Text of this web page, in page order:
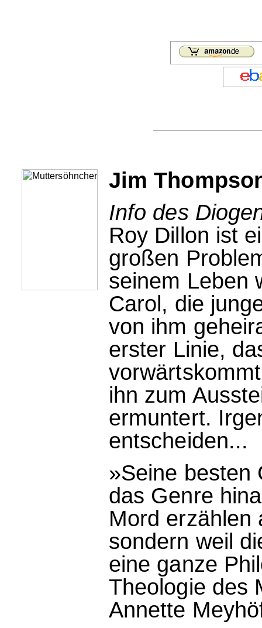
Jim
Info des
Roy Dillon ist
großen
seinem Leben
Carol, die
von ihm
erster Linie,
ihn zum
ermuntert.
entscheiden...
»Seine besten
das Genre
Mord erzählen
sondern weil
eine ganze
Theologie des
Annette